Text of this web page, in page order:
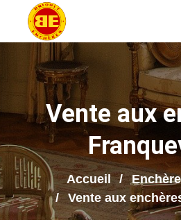
Vente aux
Accueil
Vente aux